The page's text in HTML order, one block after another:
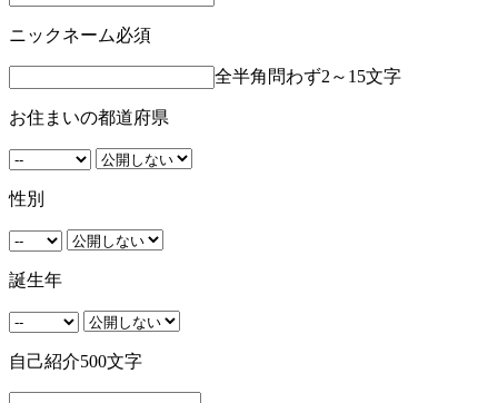
ニックネーム必須
全半角問わず2～15文字
お住まいの都道府県
性別
誕生年
自己紹介500文字